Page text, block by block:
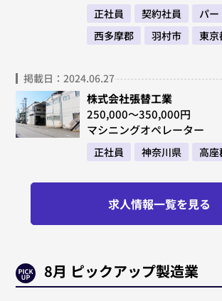
正社員 契約社員 パー
西多摩郡
羽村市 東京
掲載日：2024.06.27
株式会社張替工業
250,000～350,000円
マシニングオペレーター
正社員 神奈川県 高座
求人情報一覧を見る
8月 ピックアップ製造業